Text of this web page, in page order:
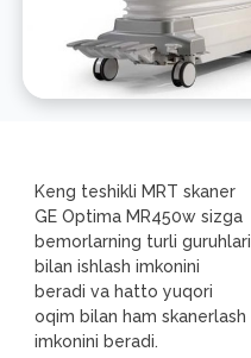
Keng teshikli MRT skaner
GE Optima MR450w sizga
bemorlarning turli guruhlari
bilan ishlash imkonini
beradi va hatto yuqori
oqim bilan ham skanerlash
imkonini beradi.